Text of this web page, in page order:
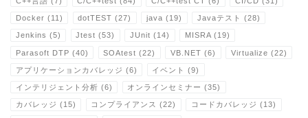
Docker (11) dotTEST (27) java (19) Javaテスト (28)
Jenkins (5) Jtest (53) JUnit (14) MISRA(19)
Parasoft DTP (40) SOAtest (22) VB.NET (6) Virtualize (22)
アプリケーションカバレッジ (6) イベント (9)
インテリジェント分析 (6) オンラインセミナー (35)
カバレッジ (15) コンプライアンス (22) コードカバレッジ (13)